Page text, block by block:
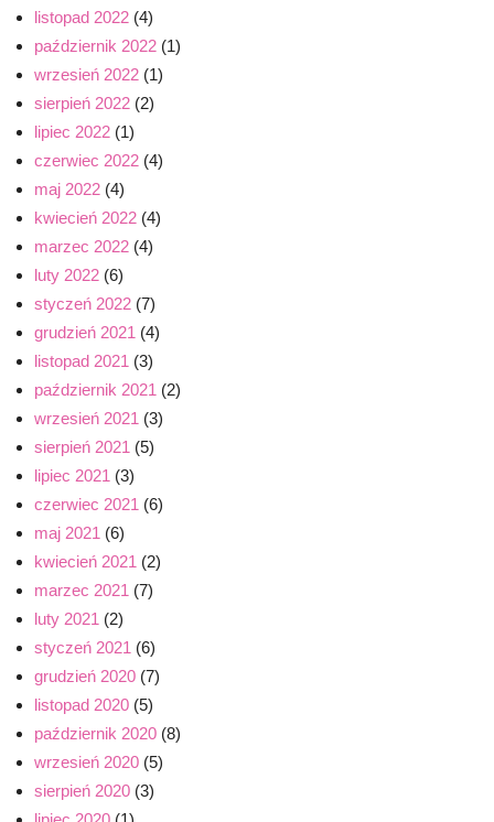
listopad 2022 (4)
październik 2022 (1)
wrzesień 2022 (1)
sierpień 2022 (2)
lipiec 2022 (1)
czerwiec 2022 (4)
maj 2022 (4)
kwiecień 2022 (4)
marzec 2022 (4)
luty 2022 (6)
styczeń 2022 (7)
grudzień 2021 (4)
listopad 2021 (3)
październik 2021 (2)
wrzesień 2021 (3)
sierpień 2021 (5)
lipiec 2021 (3)
czerwiec 2021 (6)
maj 2021 (6)
kwiecień 2021 (2)
marzec 2021 (7)
luty 2021 (2)
styczeń 2021 (6)
grudzień 2020 (7)
listopad 2020 (5)
październik 2020 (8)
wrzesień 2020 (5)
sierpień 2020 (3)